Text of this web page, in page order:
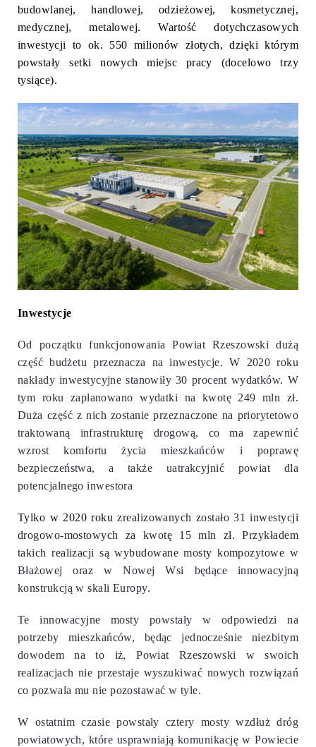
budowlanej, handlowej, odzieżowej, kosmetycznej,
medycznej, metalowej. Wartość dotychczasowych
inwestycji to ok. 550 milionów złotych, dzięki którym
powstały setki nowych miejsc pracy (docelowo trzy
tysiące).
Inwestycje
Od początku funkcjonowania Powiat Rzeszowski dużą
część budżetu przeznacza na inwestycje. W 2020 roku
nakłady inwestycyjne stanowiły 30 procent wydatków. W
tym roku zaplanowano wydatki na kwotę 249 mln zł.
Duża część z nich zostanie przeznaczone na priorytetowo
traktowaną infrastrukturę drogową, co ma zapewnić
wzrost komfortu życia mieszkańców i poprawę
bezpieczeństwa, a także uatrakcyjnić powiat dla
potencjalnego inwestora
Tylko w 2020 rokuzrealizowanych zostało 31 inwestycji
drogowo-mostowych za kwotę 15 mln zł. Przykładem
takich realizacji są wybudowane mosty kompozytowe w
Błażowej oraz w Nowej Wsi będące innowacyjną
konstrukcją w skali Europy.
Te innowacyjne mosty powstały w odpowiedzi na
potrzeby mieszkańców, będąc jednocześnie niezbitym
dowodem na to iż, Powiat Rzeszowski w swoich
realizacjach nie przestaje wyszukiwać nowych rozwiązań
co pozwala mu nie pozostawać w tyle.
W ostatnim czasie powstały cztery mosty wzdłuż dróg
powiatowych, które usprawniają komunikację w Powiecie